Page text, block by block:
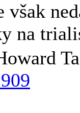
však
na